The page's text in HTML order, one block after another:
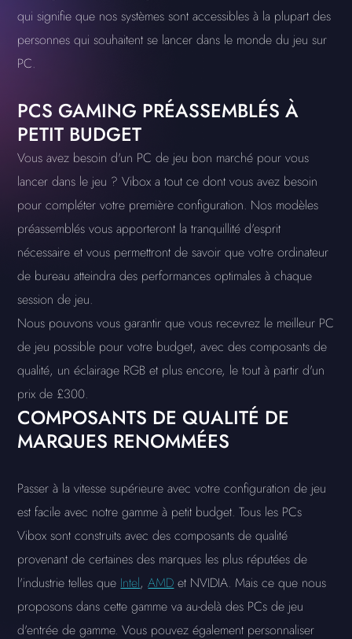
qui signifie que nos systèmes sont accessibles à la plupart des
personnes qui souhaitent se lancer dans le monde du jeu sur
PC.
PCS GAMING PRÉASSEMBLÉS À
PETIT BUDGET
Vous avez besoin d'un PC de jeu bon marché pour vous
lancer dans le jeu ? Vibox a tout ce dont vous avez besoin
pour compléter votre première configuration. Nos modèles
préassemblés vous apporteront la tranquillité d'esprit
nécessaire et vous permettront de savoir que votre ordinateur
de bureau atteindra des performances optimales à chaque
session de jeu.
Nous pouvons vous garantir que vous recevrez le meilleur PC
de jeu possible pour votre budget, avec des composants de
qualité, un éclairage RGB et plus encore, le tout à partir d'un
prix de £300.
COMPOSANTS DE QUALITÉ DE
MARQUES RENOMMÉES
Passer à la vitesse supérieure avec votre configuration de jeu
est facile avec notre gamme à petit budget. Tous les PCs
Vibox sont construits avec des composants de qualité
provenant de certaines des marques les plus réputées de
l'industrie telles que Intel,AMD et NVIDIA. Mais ce que nous
proposons dans cette gamme va au-delà des PCs de jeu
d'entrée de gamme. Vous pouvez également personnaliser